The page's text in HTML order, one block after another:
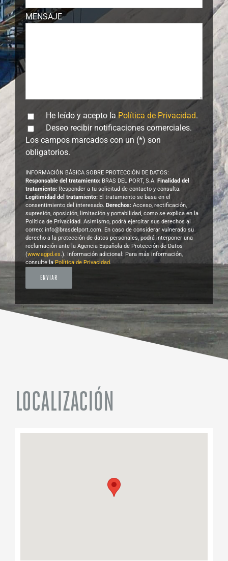
MENSAJE
He leído y acepto la Política de Privacidad.
Deseo recibir notificaciones comerciales.
Los campos marcados con un (*) son
obligatorios.
INFORMACIÓN BÁSICA SOBRE PROTECCIÓN DE DATOS:
Responsable del tratamiento:BRAS DEL PORT, S.A. Finalidad del
tratamiento:Responder a tu solicitud de contacto y consulta.
Legitimidad del tratamiento:El tratamiento se basa en el
consentimiento del interesado. Derechos:Acceso, rectificación,
supresión, oposición, limitación y portabilidad, como se explica en la
Política de Privacidad. Asimismo, podrá ejercitar sus derechos al
correo: info@brasdelport.com. En caso de considerar vulnerado su
derecho a la protección de datos personales, podrá interponer una
reclamación ante la Agencia Española de Protección de Datos
(www.agpd.es.). Información adicional: Para más información,
consulte laPolítica de Privacidad.
LOCALIZACIÓN